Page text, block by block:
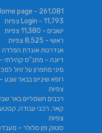
page - 261,081 צפיות
Login - 11,793 צפיות
ישובים - 11,380 צפיות
ראשי - 8,525 צפיות
אנדרטת אוגדת הפלדה
דיונה – מתנ"ס קהילתי - 7,740 צפיות
מיני מחפרון על זחל
רופא שיניים בבאר שבע
צפיות
רכבים חשמליים באר
קאר, רכבי עבודה,
צפיות
סטוק פון סלולר –